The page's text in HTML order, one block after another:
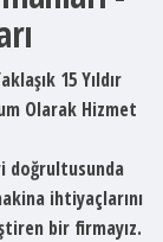
15 Yıldır
Olarak Hizmet
doğrultusunda
ihtiyaçlarını
bir firmayız.